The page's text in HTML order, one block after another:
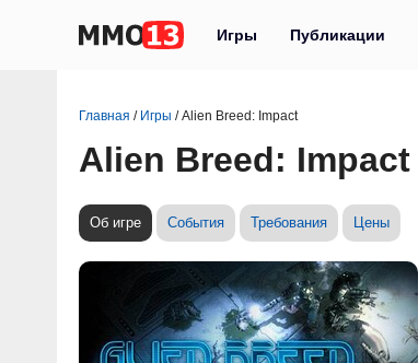
Игры Публикации
Главная / Игры /Alien Breed: Impact
Alien Breed: Impact
Об игре События Требования Цены